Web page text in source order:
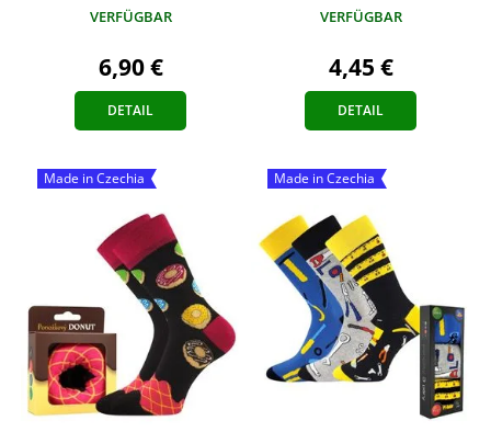
VERFÜGBAR
6,90 €
DETAIL
VERFÜGBAR
4,45 €
DETAIL
Made in Czechia Made in Czechia